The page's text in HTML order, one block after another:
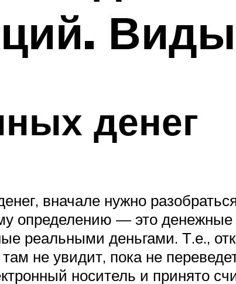
денег
вначале нужно
определению — это денежные
реальными деньгами. Т.е.,
не увидит, пока не
носитель и принято